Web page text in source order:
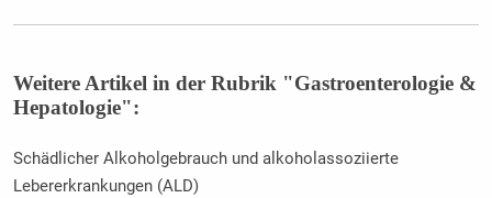
Weitere Artikel in der Rubrik "Gastroenterologie &
Hepatologie":
Schädlicher Alkoholgebrauch und alkoholassoziierte
Lebererkrankungen (ALD)